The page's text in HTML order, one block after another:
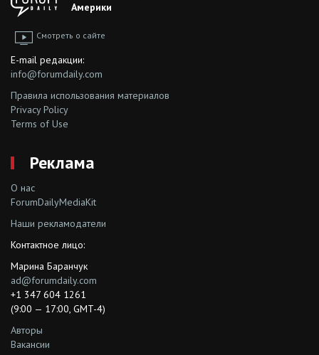
Америки
Смотреть о сайте
E-mail редакции:
info@forumdaily.com
Правила использования материалов
Privacy Policy
Terms of Use
Реклама
О нас
ForumDailyMediaKit
Наши рекламодатели
Контактное лицо:
Марина Баранчук
ad@forumdaily.com
+1 347 604 1261
(9:00 — 17:00, GMT-4)
Авторы
Вакансии